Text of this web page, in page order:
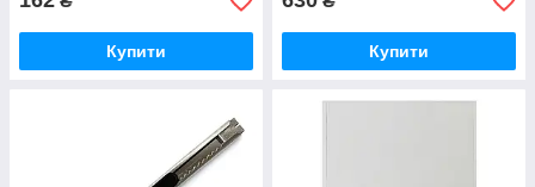
Купити Купити